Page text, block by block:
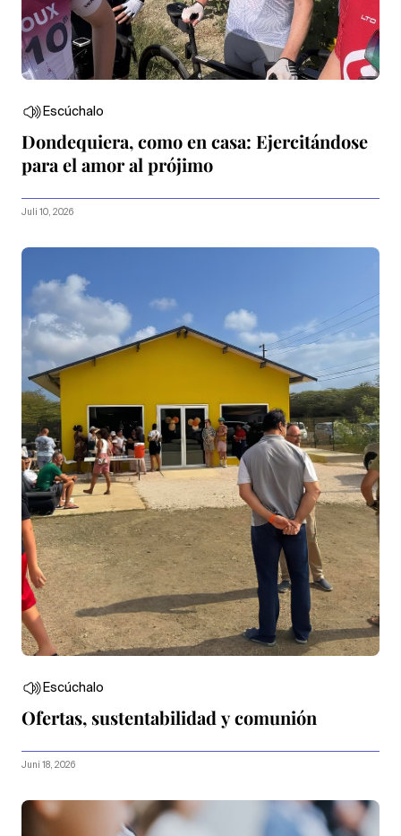
Escúchalo
Dondequiera, como en casa: Ejercitándose
para el amor al prójimo
Juli 10, 2026
Escúchalo
Ofertas, sustentabilidad y comunión
Juni 18, 2026